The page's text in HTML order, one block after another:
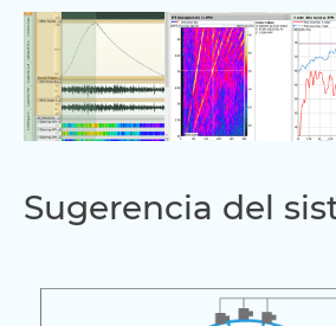
Sugerencia del